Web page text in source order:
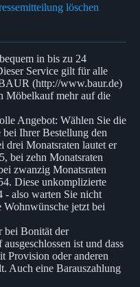
löschen
in bis zu 24
Service gilt für alle
(http://www.baur.de)
Möbelkauf mehr auf die
Angebot: Wählen Sie die
Ihrer Bestellung den
drei Monatsraten lautet er
bei zehn Monatsraten
zwanzig Monatsraten
Diese unkomplizierte
- also warten Sie nicht
Wohnwünsche jetzt bei
bei Bonität der
ist und dass
Provision oder anderen
Auch eine Barauszahlung